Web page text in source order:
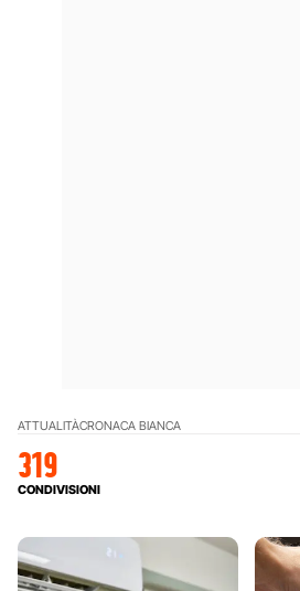
ATTUALITÀCRONACA BIANCA
319
CONDIVISIONI